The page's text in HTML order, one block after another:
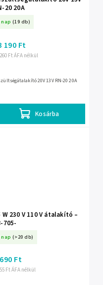
20 20A
nap (19 db)
Ft ÁFA nélkül
190 Ft
Kosárba
20V 13V RN-20 20A
W 230 V 110 V átalakító –
705-
nap (>20 db)
Ft ÁFA nélkül
Ft